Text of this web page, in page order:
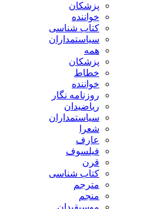
پزشکان
خواننده
کتاب شناسی
سیاستمداران
همه
پزشکان
خطاط
خواننده
روزنامه نگار
ریاضیدان
سیاستمداران
شعرا
عارف
فیلسوف
قرن
کتاب شناسی
مترجم
منجم
موسیقیدان